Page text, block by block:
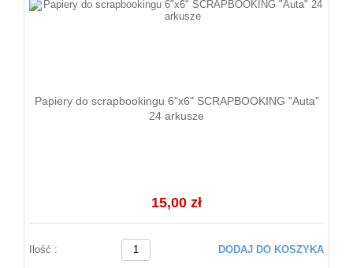
Papiery do scrapbookingu 6"x6" SCRAPBOOKING "Auta"
24 arkusze
15,00 zł
Ilość : DODAJ DO KOSZYKA